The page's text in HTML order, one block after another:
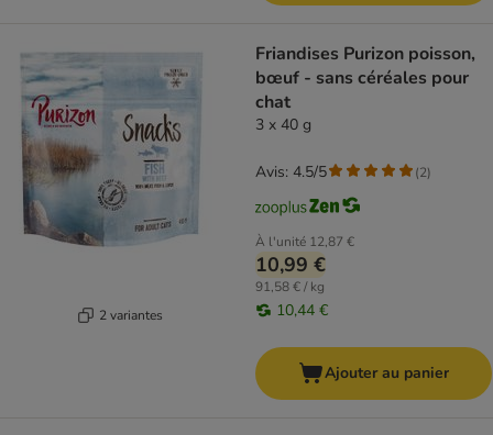
2 variantes
Friandises Purizon poisson,
bœuf - sans céréales pour
chat
3 x 40 g
À l'unité 12,87 €
10,99 €
91,58 € / kg
10,44 €
Avis: 4.5/5 (2)
Ajouter au panier